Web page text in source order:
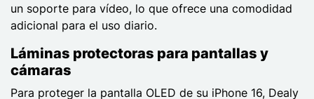
un soporte para vídeo, lo que ofrece una comodidad
adicional para el uso diario.
Láminas protectoras para pantallas y
cámaras
Para proteger la pantalla OLED de su iPhone 16, Dealy